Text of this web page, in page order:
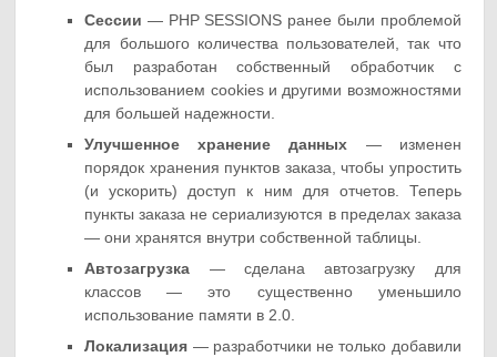
Сессии — PHP SESSIONS ранее были проблемой
для большого количества пользователей, так что
был разработан собственный обработчик с
использованием cookies и другими возможностями
для большей надежности.
Улучшенное хранение данных — изменен
порядок хранения пунктов заказа, чтобы упростить
(и ускорить) доступ к ним для отчетов. Теперь
пункты заказа не сериализуются в пределах заказа
— они хранятся внутри собственной таблицы.
Автозагрузка — сделана автозагрузку для
классов — это существенно уменьшило
использование памяти в 2.0.
Локализация — разработчики не только добавили